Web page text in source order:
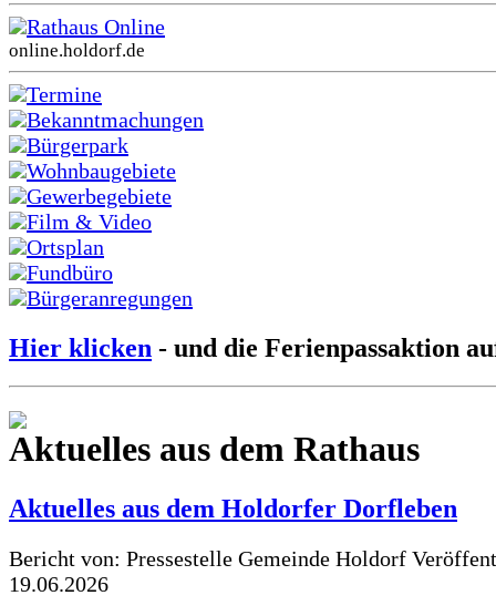
Rathaus Online
online.holdorf.de
Termine
Bekanntmachungen
Bürgerpark
Wohnbaugebiete
Gewerbegebiete
Film & Video
Ortsplan
Fundbüro
Bürgeranregungen
Hier klicken - und die Ferienpassaktion
Aktuelles aus dem Rathaus
Aktuelles aus dem Holdorfer Dorfleben
Bericht von: Pressestelle Gemeinde Holdorf
19.06.2026